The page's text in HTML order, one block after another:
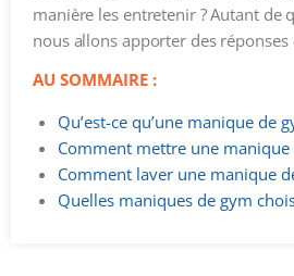
manière les entretenir ? Autant de
nous allons apporter des réponses
AU SOMMAIRE :
Qu’est-ce qu’une manique de
Comment mettre une manique
Comment laver une manique
Quelles maniques de gym